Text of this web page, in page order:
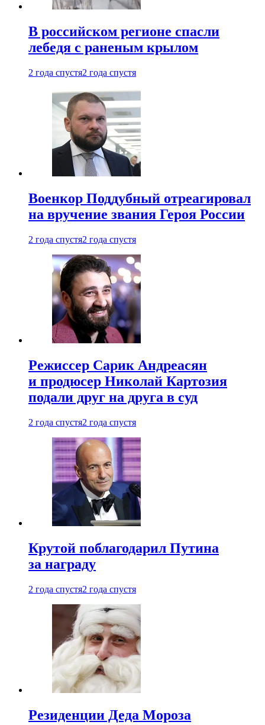
В российском регионе спасли
лебедя с раненым крылом
2 года спустя2 года спустя
Военкор Поддубный отреагировал
на вручение звания Героя России
2 года спустя2 года спустя
Режиссер Сарик Андреасян
и продюсер Николай Картозия
подали друг на друга в суд
2 года спустя2 года спустя
Крутой поблагодарил Путина
за награду
2 года спустя2 года спустя
Резиденции Деда Мороза